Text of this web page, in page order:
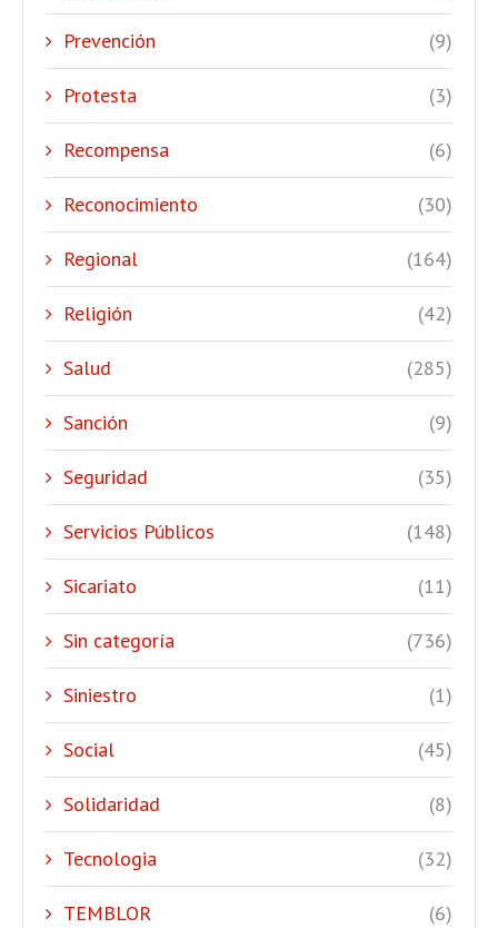
Prevención (9)
Protesta (3)
Recompensa (6)
Reconocimiento (30)
Regional (164)
Religión (42)
Salud (285)
Sanción (9)
Seguridad (35)
Servicios Públicos (148)
Sicariato (11)
Sin categoría (736)
Siniestro (1)
Social (45)
Solidaridad (8)
Tecnologia (32)
TEMBLOR (6)